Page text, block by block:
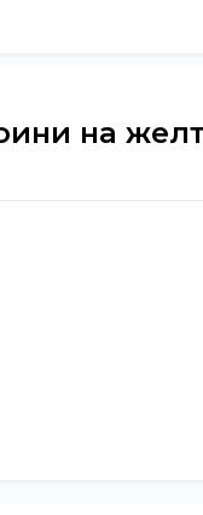
на